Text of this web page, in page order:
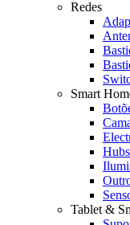
Redes
Smart
Tablet &